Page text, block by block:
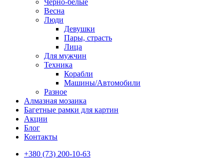
Весна
Люди
Девушки
Пары, страсть
Лица
Для мужчин
Техника
Корабли
Машины/Автомобили
Разное
Алмазная мозаика
Багетные рамки для картин
Акции
Блог
Контакты
+380 (73) 200-10-63